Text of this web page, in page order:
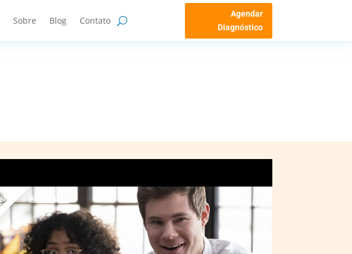
Sobre Blog Contato
Agendar
Diagnóstico